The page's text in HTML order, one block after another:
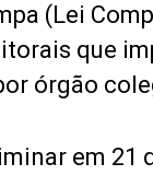
(Lei
que
órgão
em